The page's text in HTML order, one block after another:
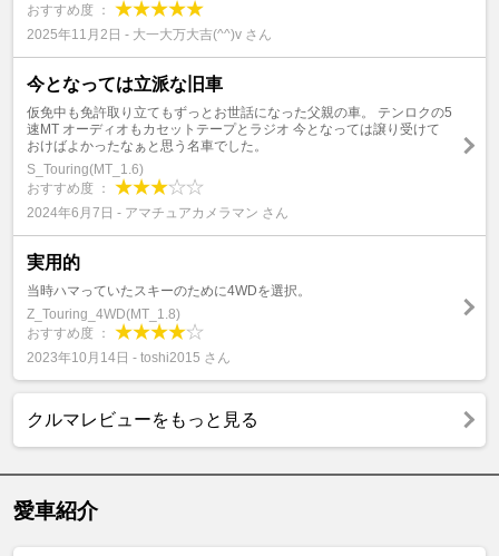
おすすめ度 ：
2025年11月2日 - 大一大万大吉(^^)v さん
今となっては立派な旧車
仮免中も免許取り立てもずっとお世話になった父親の車。 テンロクの5
速MT オーディオもカセットテープとラジオ 今となっては譲り受けて
おけばよかったなぁと思う名車でした。
S_Touring(MT_1.6)
おすすめ度 ：
2024年6月7日 - アマチュアカメラマン さん
実用的
当時ハマっていたスキーのために4WDを選択。
Z_Touring_4WD(MT_1.8)
おすすめ度 ：
2023年10月14日 - toshi2015 さん
クルマレビューをもっと見る
愛車紹介